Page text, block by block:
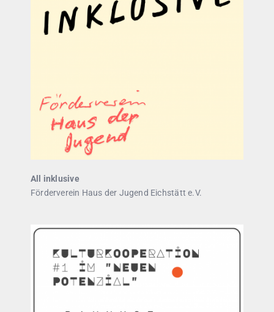
All inklusive
Förderverein Haus der Jugend Eichstätt e.V.